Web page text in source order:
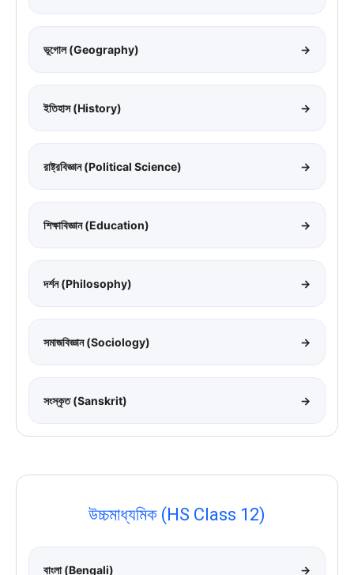
ভূগোল (Geography) →
ইতিহাস (History) →
রাষ্ট্রবিজ্ঞান (Political Science) →
শিক্ষাবিজ্ঞান (Education) →
দর্শন (Philosophy) →
সমাজবিজ্ঞান (Sociology) →
সংস্কৃত (Sanskrit) →
উচ্চমাধ্যমিক (HS Class 12)
বাংলা (Bengali) →